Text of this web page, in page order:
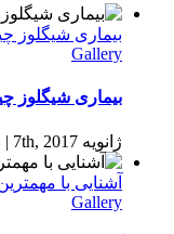
بیماری شیگلوز
Gallery
بیماری شیگلوز
ژانویه 7th, 2017 |
آشنایی با
Gallery